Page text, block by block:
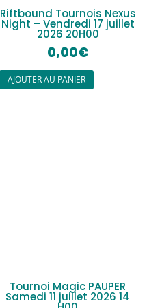
Riftbound Tournois Nexus
Night – Vendredi 17 juillet
2026 20H00
0,00€
AJOUTER AU PANIER
Tournoi Magic PAUPER
Samedi 11 juillet 2026 14